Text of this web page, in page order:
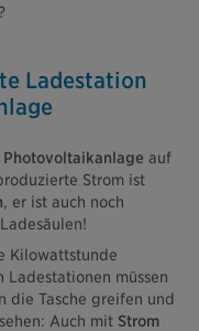
Ladestation
Photovoltaikanlage auf
Strom ist
, er ist auch noch
Kilowattstunde
Ladestationen müssen
die Tasche greifen und
Auch mit Strom